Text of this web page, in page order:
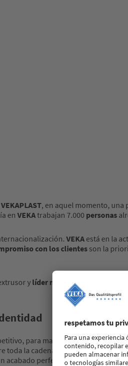
VEKAPLAST, en aquel momento, una
en VEKAtrabajan 7.000 personas
VEKA está en la
con los clientesson la
y líder mundial
para mantener el liderazgo,
toda la cadena de producción,
acabado perfecto.